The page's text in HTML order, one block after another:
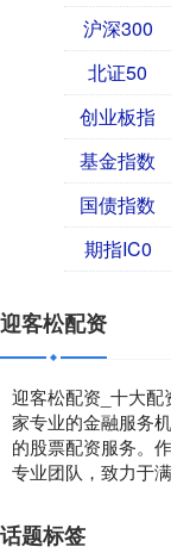
沪深300
北证50
创业板指
基金指数
国债指数
期指IC0
迎客松配资
迎客松配资_十大
家专业的金融服务
的股票配资服务。
专业团队，致力于
话题标签